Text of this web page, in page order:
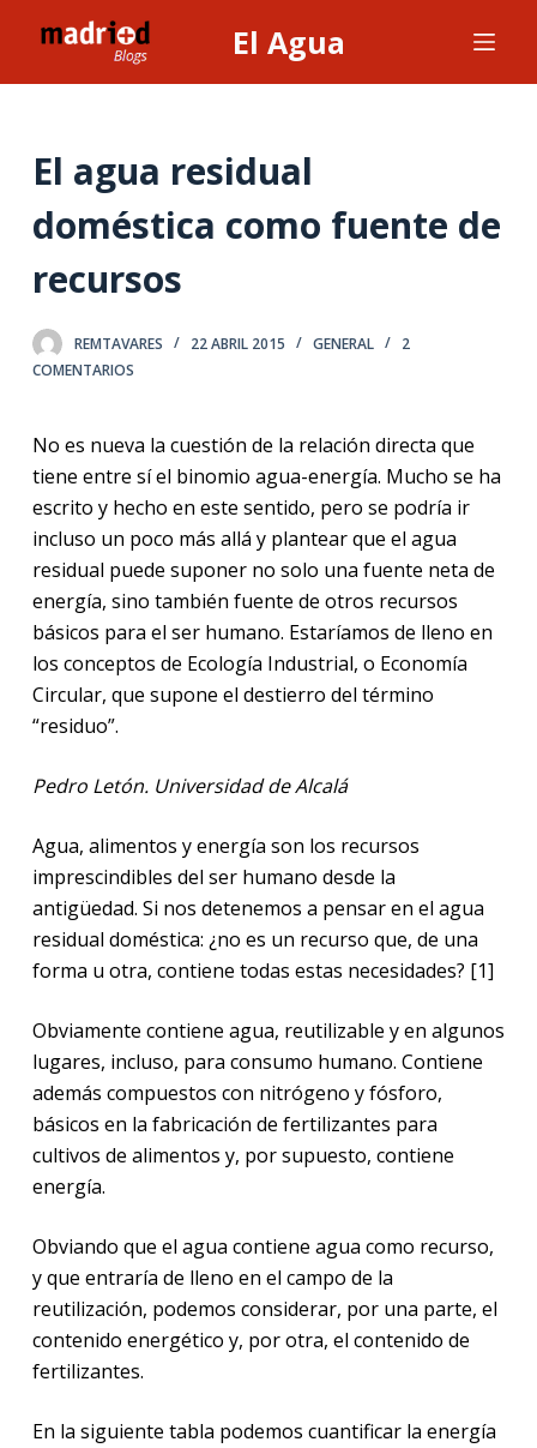
l
n
n
o
El Agua
El agua residual
doméstica como fuente de
recursos
REMTAVARES 22 ABRIL 2015 GENERAL
2
COMENTARIOS
No es nueva la cuestión de la relación directa que
tiene entre sí el binomio agua-energía. Mucho se ha
escrito y hecho en este sentido, pero se podría ir
incluso un poco más allá y plantear que el agua
residual puede suponer no solo una fuente neta de
energía, sino también fuente de otros recursos
básicos para el ser humano. Estaríamos de lleno en
los conceptos de Ecología Industrial, o Economía
Circular, que supone el destierro del término
“residuo”.
Pedro Letón. Universidad de Alcalá
Agua, alimentos y energía son los recursos
imprescindibles del ser humano desde la
antigüedad. Si nos detenemos a pensar en el agua
residual doméstica: ¿no es un recurso que, de una
forma u otra, contiene todas estas necesidades? [1]
Obviamente contiene agua, reutilizable y en algunos
lugares, incluso, para consumo humano. Contiene
además compuestos con nitrógeno y fósforo,
básicos en la fabricación de fertilizantes para
cultivos de alimentos y, por supuesto, contiene
energía.
Obviando que el agua contiene agua como recurso,
y que entraría de lleno en el campo de la
reutilización, podemos considerar, por una parte, el
contenido energético y, por otra, el contenido de
fertilizantes.
En la siguiente tabla podemos cuantificar la energía